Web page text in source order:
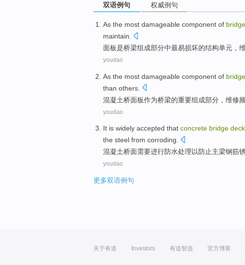
双语例句 权威例句
As the most damageable component of bridge
maintain
面板是桥梁组成部分中最易损坏的结构单元，
youdao
As the most damageable component of bridge
than others.
混凝土桥面板作为桥梁的重要组成部分，维修
youdao
It is widely accepted that concrete bridge deck
the steel from corroding.
混凝土桥面需要进行防水处理以防止主梁钢筋
youdao
更多双语例句
关于有道 Investors 有道智选 官方博客